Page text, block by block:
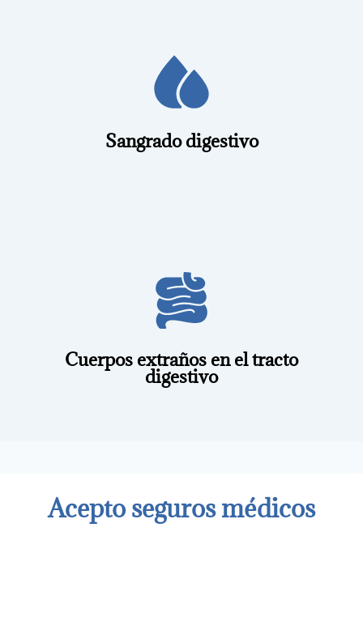
Sangrado digestivo
La endoscopía permite encontrar la causa de sangrado en
el estómago o intestinos, y en muchos casos tratarlo
directamente en el procedimiento (cauterización, clips,
inyección).
Cuerpos extraños en el tracto
digestivo
Si se traga accidentalmente un objeto, como una moneda o
hueso, la endoscopía permite localizarlo y extraerlo sin
necesidad de cirugía.
Acepto seguros médicos